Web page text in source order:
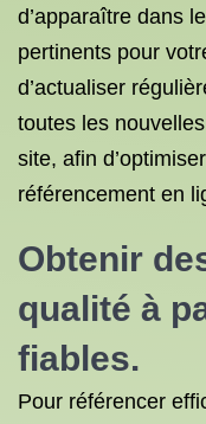
d’apparaître dans
pertinents pour
d’actualiser
toutes les
site, afin
référencement en
Obtenir
qualité à
fiables.
Pour référencer